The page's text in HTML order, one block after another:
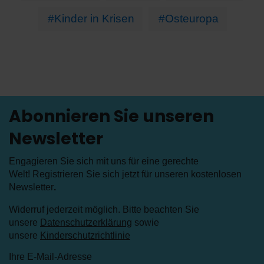
#Kinder in Krisen #Osteuropa
Abonnieren Sie unseren
Newsletter
Engagieren Sie sich mit uns für eine gerechte
Welt! Registrieren Sie sich jetzt für unseren kostenlosen
Newsletter.
Widerruf jederzeit möglich. Bitte beachten Sie
unsere Datenschutzerklärung sowie
unsere Kinderschutzrichtlinie
Ihre E-Mail-Adresse